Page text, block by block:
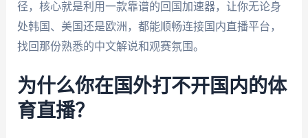
径，核心就是利用一款靠谱的回国加速器，让你无论身
处韩国、美国还是欧洲，都能顺畅连接国内直播平台，
找回那份熟悉的中文解说和观赛氛围。
为什么你在国外打不开国内的体
育直播？